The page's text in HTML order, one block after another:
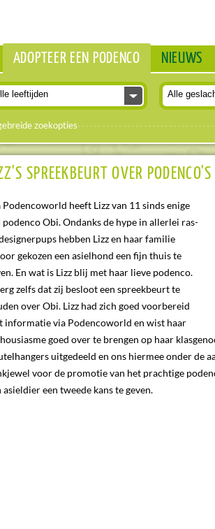
ADOPTEER EEN PODENCO NIEUWS
zoekopties
SPREEKBEURT OVER PODENCO'S
Podencoworld heeft Lizz van 11 sinds enige
Obi. Ondanks de hype in allerlei ras-
hebben Lizz en haar familie
gekozen een asielhond een fijn thuis te
En wat is Lizz blij met haar lieve podenco.
zelfs dat zij besloot een spreekbeurt te
over Obi. Lizz had zich goed voorbereid
informatie via Podencoworld en wist haar
goed over te brengen op haar
uitgedeeld en ons hiermee onder de
voor de promotie van het prachtige
asieldier een tweede kans te geven.